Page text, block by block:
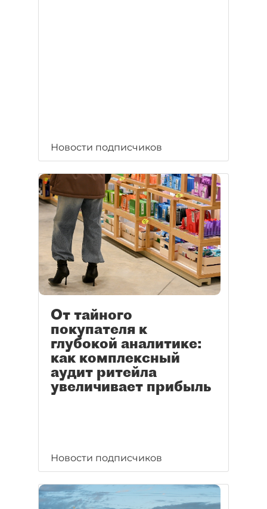
Новости подписчиков
От тайного
покупателя к
глубокой аналитике:
как комплексный
аудит ритейла
увеличивает прибыль
Новости подписчиков